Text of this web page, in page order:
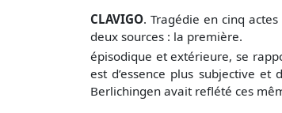
CLAVIGO. Tragédie en cinq actes
deux sources : la première.
épisodique et extérieure, se
est d’essence plus subjective
Berlichingen avait reflété ces